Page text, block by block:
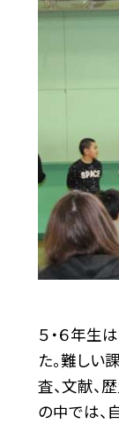
５・６年生
た。難しい
査、文献、
の中では、